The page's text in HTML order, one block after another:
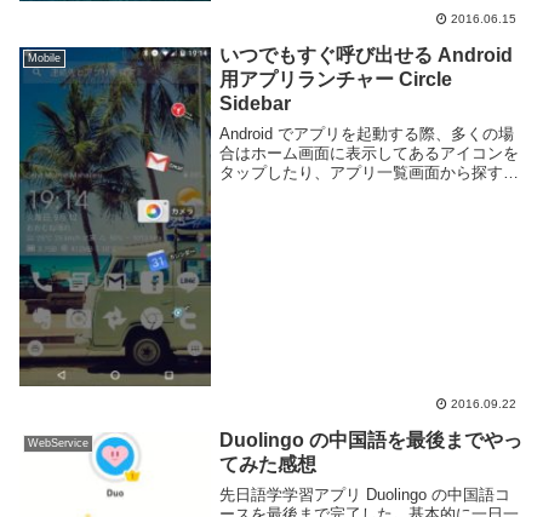
2016.06.15
Mobile
いつでもすぐ呼び出せる Android
用アプリランチャー Circle
Sidebar
Android でアプリを起動する際、多くの場
合はホーム画面に表示してあるアイコンを
タップしたり、アプリ一覧画面から探す事
2016.09.22
WebService
Duolingo の中国語を最後までやっ
てみた感想
先日語学学習アプリ Duolingo の中国語コ